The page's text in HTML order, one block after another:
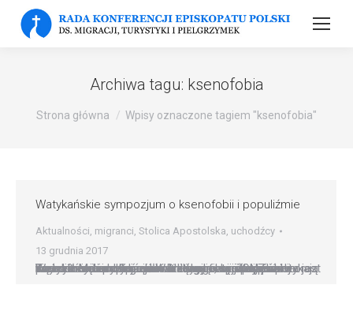
Archiwa tagu: ksenofobia
Strona główna Wpisy oznaczone tagiem "ksenofobia"
Watykańskie sympozjum o ksenofobii i populiźmie
Aktualności, migranci, Stolica Apostolska, uchodźcy
13 grudnia 2017
Watykańskie sympozjum o ksenofobii i populiźmie Tworzenie bardziej sprawiedliwego społeczeństwa jest ważnym celem Kościoła. Dlatego w tę środę przedstawiciele Kościołów i organizacji ONZ spotykają się na trzydniowym ekumenicznym sympozjum w Rzymie. Ma ono na celu określenie, w jaki sposób Kościół może odegrać ważną rolę w reakcji na ksenofobię i populizm. W tradycji chrześcijańskiej oraz w…